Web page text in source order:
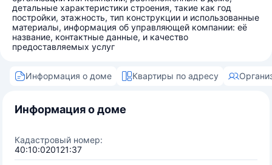
детальные характеристики строения, такие как год
постройки, этажность, тип конструкции и использованные
материалы, информация об управляющей компании: её
название, контактные данные, и качество
предоставляемых услуг
Информация о доме Квартиры по адресу
Информация о доме
Кадастровый номер:
40:10:020121:37